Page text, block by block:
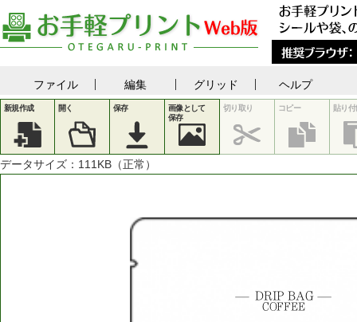
ファイル 編集 グリッド ヘルプ
新規作成 開く 保存
画像として
保存
切り取り コピー 貼り付
データサイズ： 111 KB（正常）
COFFEE
DRIP BAG